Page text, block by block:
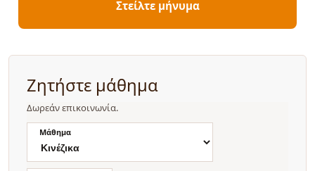
Στείλτε μήνυμα
Ζητήστε μάθημα
Δωρεάν επικοινωνία.
Μάθημα